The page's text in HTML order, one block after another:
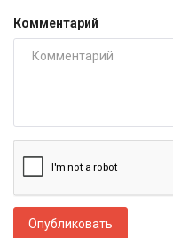
Комментарий
Опубликовать